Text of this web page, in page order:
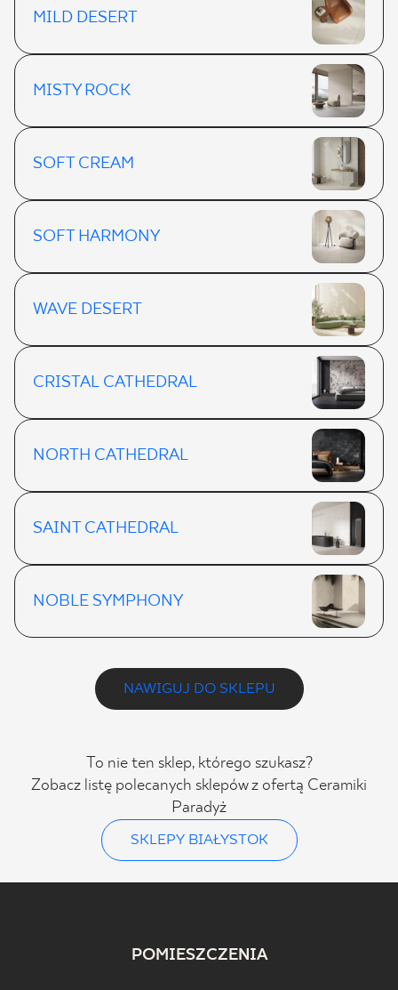
MILD DESERT
MISTY ROCK
SOFT CREAM
SOFT HARMONY
WAVE DESERT
CRISTAL CATHEDRAL
NORTH CATHEDRAL
SAINT CATHEDRAL
NOBLE SYMPHONY
NAWIGUJ DO SKLEPU
To nie ten sklep, którego szukasz?
Zobacz listę polecanych sklepów z ofertą Ceramiki
Paradyż
SKLEPY BIAŁYSTOK
POMIESZCZENIA